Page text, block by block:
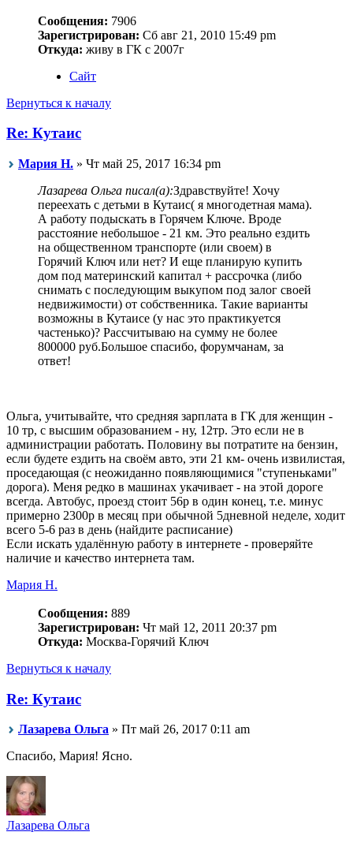
Сообщения: 7906
Зарегистрирован: Сб авг 21, 2010 15:49 pm
Откуда: живу в ГК с 2007г
Сайт
Вернуться к началу
Re: Кутаис
Мария Н. » Чт май 25, 2017 16:34 pm
Лазарева Ольга писал(а):Здравствуйте! Хочу
переехать с детьми в Кутаис( я многодетная мама).
А работу подыскать в Горячем Ключе. Вроде
расстояние небольшое - 21 км. Это реально ездить
на общественном транспорте (или своем) в
Горячий Ключ или нет? И еще планирую купить
дом под материнский капитал + рассрочка (либо
снимать с последующим выкупом под залог своей
недвижимости) от собственника. Такие варианты
возможны в Кутаисе (у нас это практикуется
частенько)? Рассчитываю на сумму не более
800000 руб.Большое спасибо, форумчанам, за
ответ!
Ольга, учитывайте, что средняя зарплата в ГК для женщин -
10 тр, с высшим образованием - ну, 12тр. Это если не в
администрации работать. Половину вы потратите на бензин,
если будете ездить на своём авто, эти 21 км- очень извилистая,
проседающая (с неожиданно появляющимися "ступеньками"
дорога). Меня редко в машинах укачивает - на этой дороге
всегда. Автобус, проезд стоит 56р в один конец, т.е. минус
примерно 2300р в месяц при обычной 5дневной неделе, ходит
всего 5-6 раз в день (найдите расписание)
Если искать удалённую работу в интернете - проверяйте
наличие и качество интернета там.
Мария Н.
Сообщения: 889
Зарегистрирован: Чт май 12, 2011 20:37 pm
Откуда: Москва-Горячий Ключ
Вернуться к началу
Re: Кутаис
Лазарева Ольга » Пт май 26, 2017 0:11 am
Спасибо, Мария! Ясно.
Лазарева Ольга